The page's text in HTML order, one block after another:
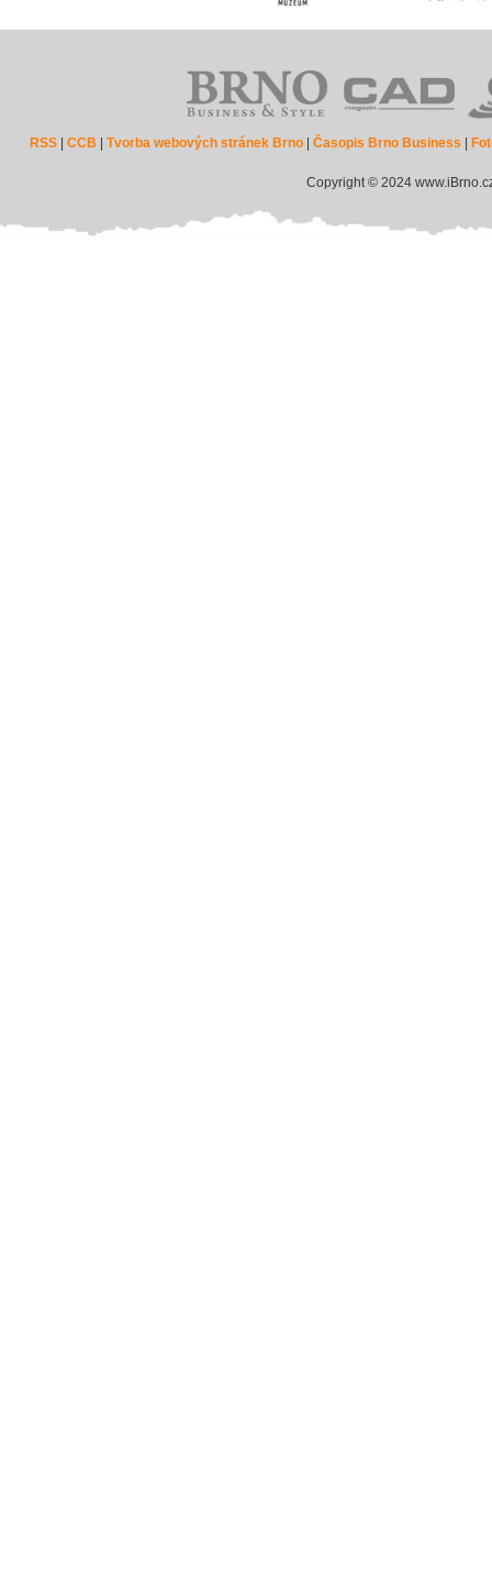
RSS |CCB |Tvorba webových stránek Brno |Časopis Brno Business
Copyright © 2024